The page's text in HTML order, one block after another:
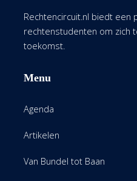
Rechtencircuit.nl biedt een
rechtenstudenten om zich
toekomst.
Menu
Agenda
Artikelen
Van Bundel tot Baan